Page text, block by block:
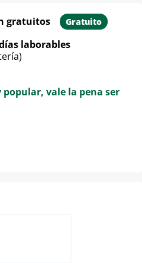
gratuitos Gratuito
laborables
vale la pena ser
el producto